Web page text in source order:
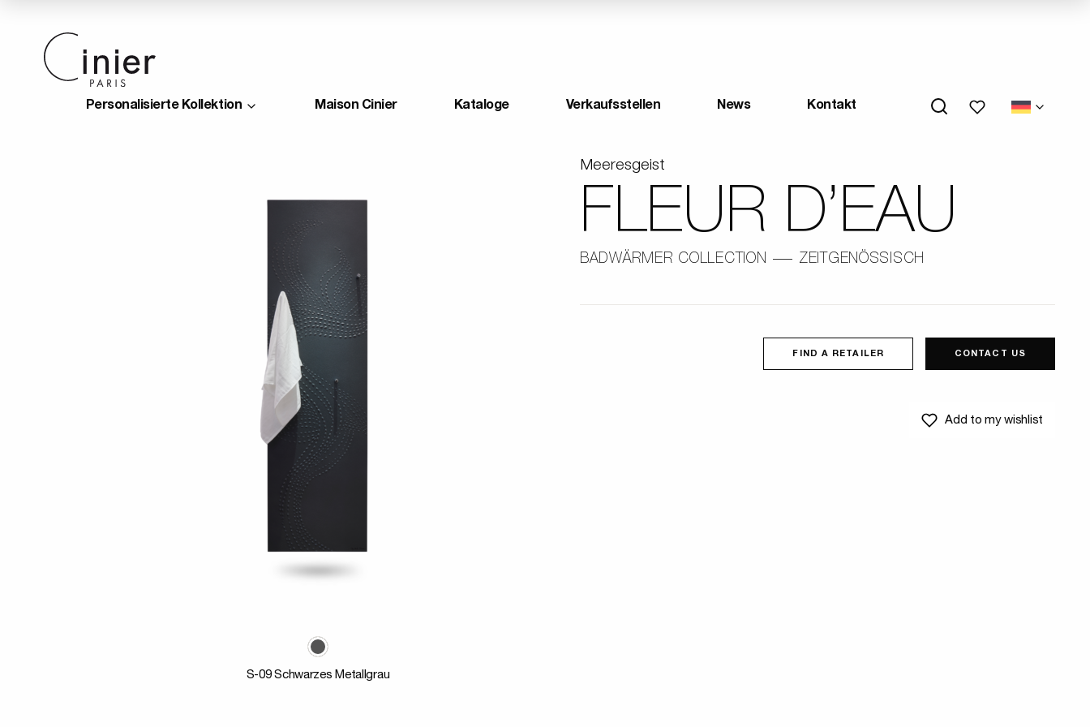
Personalisierte Kollektion Maison Cinier Kataloge Verkaufsstellen News Kontakt My wishlists
S-09 Schwarzes Metallgrau
Meeresgeist
FLEUR D’EAU
BADWÄRMER COLLECTION ZEITGENÖSSISCH
FIND A RETAILER CONTACT US
Add to my wishlist